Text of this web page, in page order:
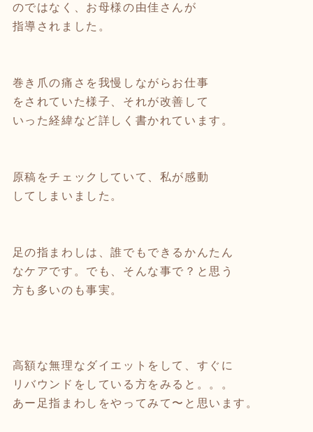
のではなく、お母様の由佳さんが
指導されました。
巻き爪の痛さを我慢しながらお仕事
をされていた様子、それが改善して
いった経緯など詳しく書かれています。
原稿をチェックしていて、私が感動
してしまいました。
足の指まわしは、誰でもできるかんたん
なケアです。でも、そんな事で？と思う
方も多いのも事実。
高額な無理なダイエットをして、すぐに
リバウンドをしている方をみると。。。
あー足指まわしをやってみて〜と思います。